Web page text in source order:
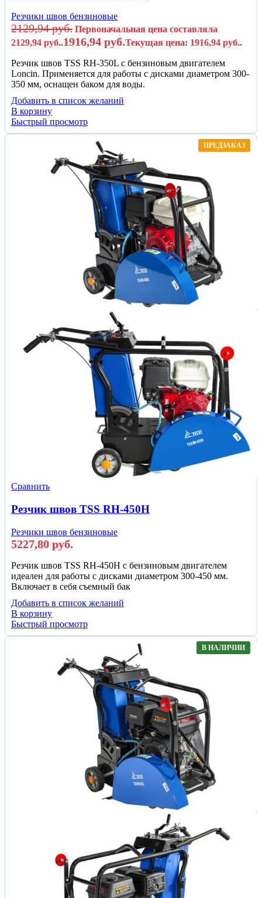
Резчики швов бензиновые
2129,94руб. Первоначальная цена составляла
2129,94 руб..1916,94 руб.Текущая цена: 1916,94 руб..
Резчик швов TSS RH-350L c бензиновым двигателем
Loncin. Применяется для работы с дисками диаметром 300-
350 мм, оснащен баком для воды.
Добавить в список желаний
В корзину
Быстрый просмотр
ПРЕДЗАКАЗ
Сравнить
Резчик швов TSS RH-450H
Резчики швов бензиновые
5227,80 руб.
Резчик швов TSS RH-450H с бензиновым двигателем
идеален для работы с дисками диаметром 300-450 мм.
Включает в себя съемный бак
Добавить в список желаний
В корзину
Быстрый просмотр
В НАЛИЧИИ